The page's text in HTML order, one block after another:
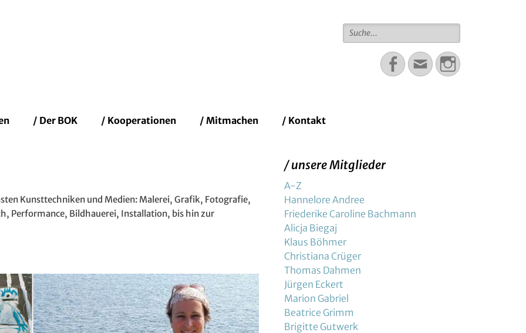
Suche
für:
Facebook
EmailInstagram
/ Der BOK / Kooperationen / Mitmachen / Kontakt
Kunsttechniken und Medien: Malerei, Grafik, Fotografie,
Performance, Bildhauerei, Installation, bis hin zur
/ unsere Mitglieder
A-Z
Hannelore Andree
Friederike Caroline Bachmann
Alicja Biegaj
Klaus Böhmer
Christiana Crüger
Thomas Dahmen
Jürgen Eckert
Marion Gabriel
Beatrice Grimm
Brigitte Gutwerk